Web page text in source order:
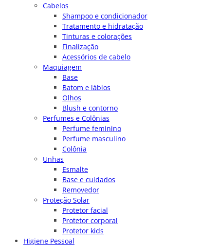
Cabelos
Shampoo e condicionador
Tratamento e hidratação
Tinturas e colorações
Finalização
Acessórios de cabelo
Maquiagem
Base
Batom e lábios
Olhos
Blush e contorno
Perfumes e Colônias
Perfume feminino
Perfume masculino
Colônia
Unhas
Esmalte
Base e cuidados
Removedor
Proteção Solar
Protetor facial
Protetor corporal
Protetor kids
Higiene Pessoal